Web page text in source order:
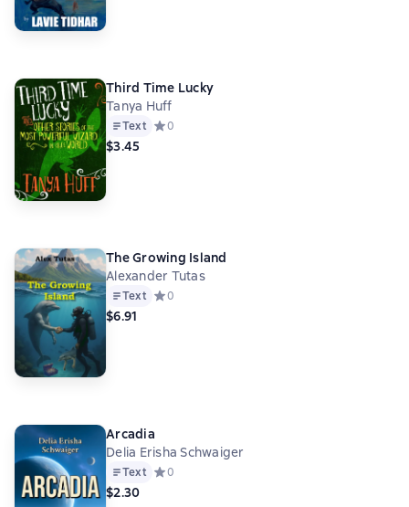
Third Time Lucky
Tanya Huff
Text Средний рейтинг 0 на основе 0 оценок
0
$3.45
The Growing Island
Alexander Tutas
Text Средний рейтинг 0 на основе 0 оценок
0
$6.91
Arcadia
Delia Erisha Schwaiger
Text Средний рейтинг 0 на основе 0 оценок
0
$2.30